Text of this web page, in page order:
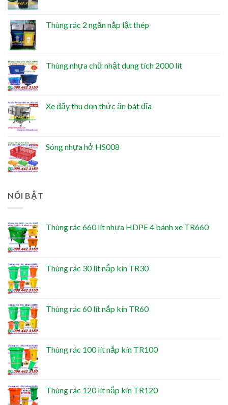
Thùng rác 2 ngăn nắp lật thép
Thùng nhựa chữ nhật dung tích 2000 lít
Xe đẩy thu dọn thức ăn bát đĩa
Sóng nhựa hở HS008
NỔI BẬT
Thùng rác 660 lít nhựa HDPE 4 bánh xe TR660
Thùng rác 30 lít nắp kín TR30
Thùng rác 60 lít nắp kín TR60
Thùng rác 100 lít nắp kín TR100
Thùng rác 120 lít nắp kín TR120